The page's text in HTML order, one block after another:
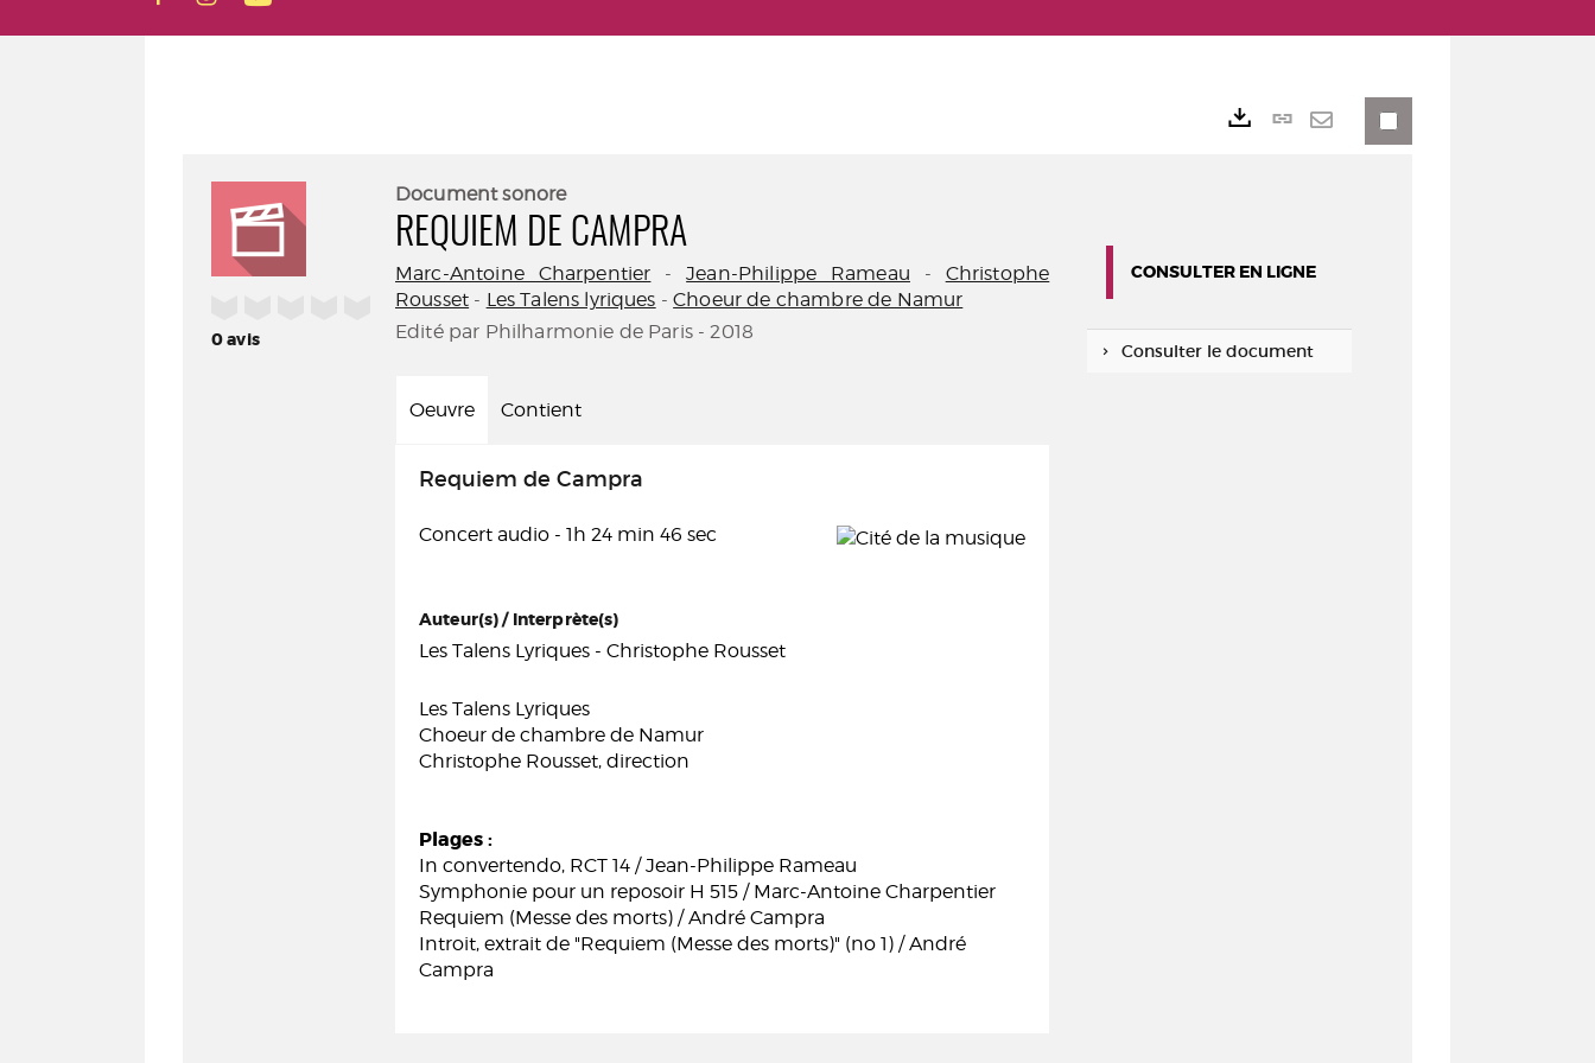
0avis
Document sonore
REQUIEM DE CAMPRA
Marc-Antoine Charpentier -Jean-Philippe Rameau - Christophe
Rousset - Les Talens lyriques -Choeur de chambre de Namur
Edité par Philharmonie de Paris - 2018
Oeuvre Contient
Requiem de Campra
Concert audio - 1h 24 min 46 sec
Auteur(s) / Interprète(s)
Les Talens Lyriques - Christophe Rousset
Les Talens Lyriques
Choeur de chambre de Namur
Christophe Rousset, direction
Plages :
In convertendo, RCT 14 / Jean-Philippe Rameau
Symphonie pour un reposoir H 515 / Marc-Antoine Charpentier
Requiem (Messe des morts) / André Campra
Introit, extrait de "Requiem (Messe des morts)" (no 1) / André
Campra
Lien
CONSULTER EN LIGNE
Consulter le document